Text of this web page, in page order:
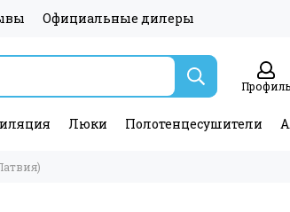
Официальные дилеры
Профиль
Люки Полотенцесушители